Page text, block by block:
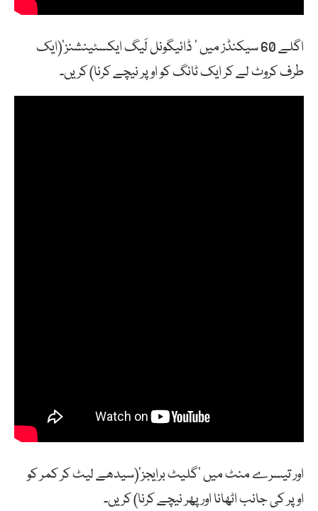
اگلے 60 سیکنڈز میں ‘ ڈائیگونل لَیگ ایکسٹینشنز'(ایک
طرف کروٹ لے کر ایک ٹانگ کو اوپر نیچے کرنا) کریں۔
اور تیسرے منٹ میں ‘گلیٹ برایجز'(سیدھے لیٹ کر کمر کو
اوپر کی جانب اٹھانا اور پھر نیچے کرنا) کریں۔